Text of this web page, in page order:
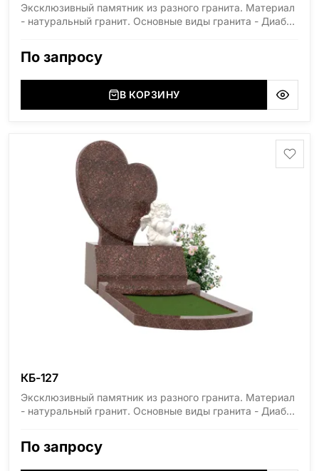
Эксклюзивный памятник из разного гранита. Материал
- натуральный гранит. Основные виды гранита - Диабаз
(Украина, Житомерская область), Лабродарит
(Украина, Житомерская область), Сюксюансаари
(Россия, Карелия), Амфиболит (Россия, Мурманская
минимальные стандартные размеры. [wpforms
id="13534"]
По запросу
В КОРЗИНУ
КБ-127
Эксклюзивный памятник из разного гранита. Материал
- натуральный гранит. Основные виды гранита - Диабаз
область), Мансуровский (Россия, Урал), Лезниковский
(Украина, Житомерская область), Лабродарит
По запросу